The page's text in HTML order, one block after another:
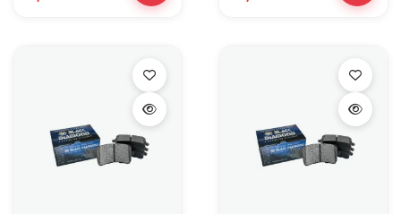
Plage de température élargie pour tenir plusieurs freinages
Légère hausse possible du bruit au freinage.
Poussière plus présente selon le mélange.
Usure plus rapide qu’une plaquette purement routière.
Plaquettes de frein racing pour usage 100 % piste,
circuit et compétition